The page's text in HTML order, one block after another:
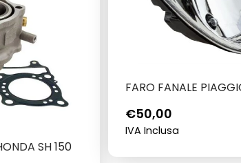
SH 150
FARO FANALE
€50,00
IVA Inclusa